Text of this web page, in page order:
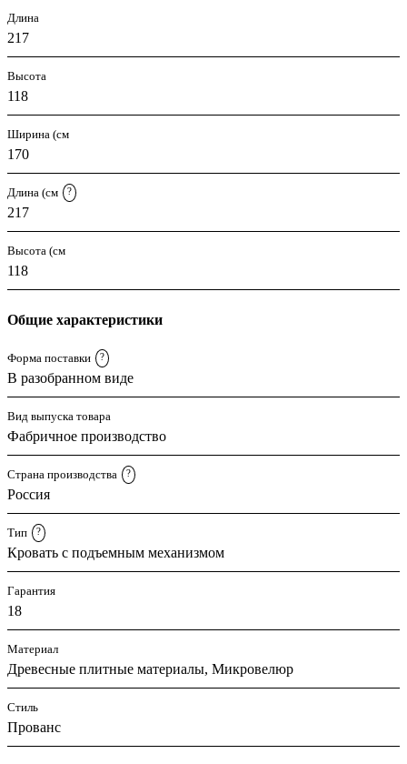
Длина
217
Высота
118
Ширина (см
170
Длина (см ?
217
Высота (см
118
Общие характеристики
Форма поставки ?
В разобранном виде
Вид выпуска товара
Фабричное производство
Страна производства ?
Россия
Тип ?
Кровать с подъемным механизмом
Гарантия
18
Материал
Древесные плитные материалы, Микровелюр
Стиль
Прованс